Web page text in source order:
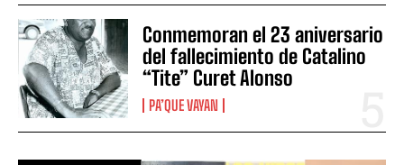
Conmemoran el 23 aniversario
del fallecimiento de Catalino
“Tite” Curet Alonso
PA’QUE VAYAN